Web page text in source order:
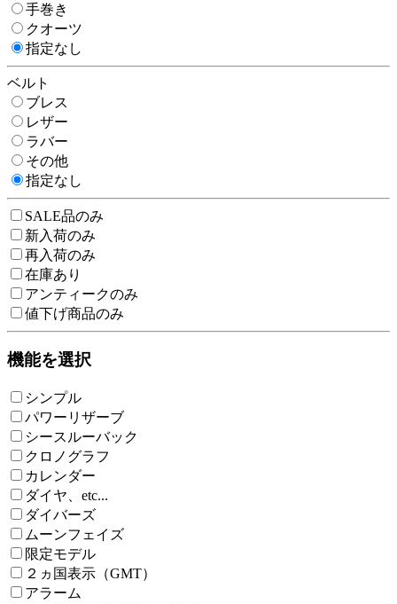
手巻き
クオーツ
指定なし
ベルト
ブレス
レザー
ラバー
その他
指定なし
SALE品のみ
新入荷のみ
再入荷のみ
在庫あり
アンティークのみ
値下げ商品のみ
機能を選択
シンプル
パワーリザーブ
シースルーバック
クロノグラフ
カレンダー
ダイヤ、etc...
ダイバーズ
ムーンフェイズ
限定モデル
２ヵ国表示（GMT）
アラーム